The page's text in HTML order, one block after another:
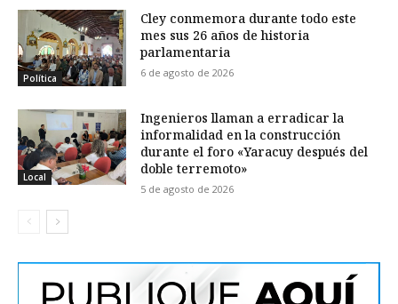
Política
Cley conmemora durante todo este
mes sus 26 años de historia
parlamentaria
6 de agosto de 2026
Local
Ingenieros llaman a erradicar la
informalidad en la construcción
durante el foro «Yaracuy después del
doble terremoto»
5 de agosto de 2026